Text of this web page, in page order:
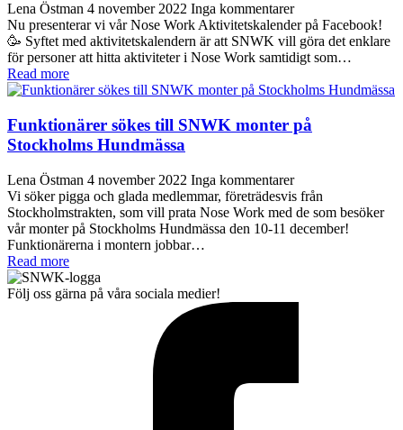
Lena Östman 4 november 2022 Inga kommentarer
Nu presenterar vi vår Nose Work Aktivitetskalender på Facebook!
🥳 Syftet med aktivitetskalendern är att SNWK vill göra det enklare
för personer att hitta aktiviteter i Nose Work samtidigt som…
Read more
Funktionärer sökes till SNWK monter på
Stockholms Hundmässa
Lena Östman 4 november 2022 Inga kommentarer
Vi söker pigga och glada medlemmar, företrädesvis från
Stockholmstrakten, som vill prata Nose Work med de som besöker
vår monter på Stockholms Hundmässa den 10-11 december!
Funktionärerna i montern jobbar…
Read more
Följ oss gärna på våra sociala medier!